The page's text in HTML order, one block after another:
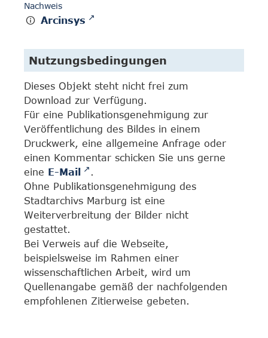
Nachweis
Arcinsys
Nutzungsbedingungen
Dieses Objekt steht nicht frei zum
Download zur Verfügung.
Für eine Publikationsgenehmigung zur
Veröffentlichung des Bildes in einem
Druckwerk, eine allgemeine Anfrage oder
einen Kommentar schicken Sie uns gerne
eine E-Mail
.
Ohne Publikationsgenehmigung des
Stadtarchivs Marburg ist eine
Weiterverbreitung der Bilder nicht
gestattet.
Bei Verweis auf die Webseite,
beispielsweise im Rahmen einer
wissenschaftlichen Arbeit, wird um
Quellenangabe gemäß der nachfolgenden
empfohlenen Zitierweise gebeten.